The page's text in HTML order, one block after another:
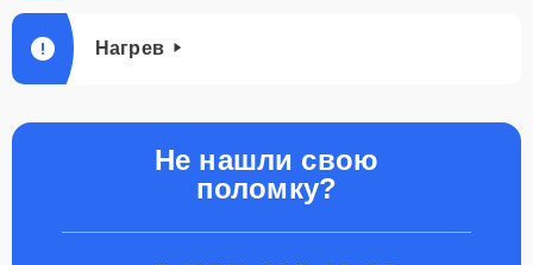
Нагрев
Не нашли свою
поломку?